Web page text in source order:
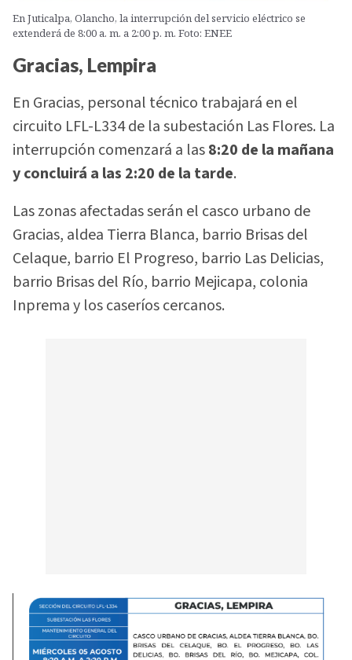
En Juticalpa, Olancho, la interrupción del servicio eléctrico se
extenderá de 8:00 a. m. a 2:00 p. m. Foto: ENEE
Gracias, Lempira
En Gracias, personal técnico trabajará en el
circuito LFL-L334 de la subestación Las Flores. La
interrupción comenzará a las8:20 de la mañana
y concluirá a las 2:20 de la tarde.
Las zonas afectadas serán el casco urbano de
Gracias, aldea Tierra Blanca, barrio Brisas del
Celaque, barrio El Progreso, barrio Las Delicias,
barrio Brisas del Río, barrio Mejicapa, colonia
Inprema y los caseríos cercanos.